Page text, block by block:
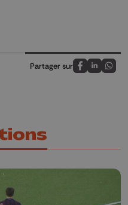
Partager sur
Partagez sur
Partagez